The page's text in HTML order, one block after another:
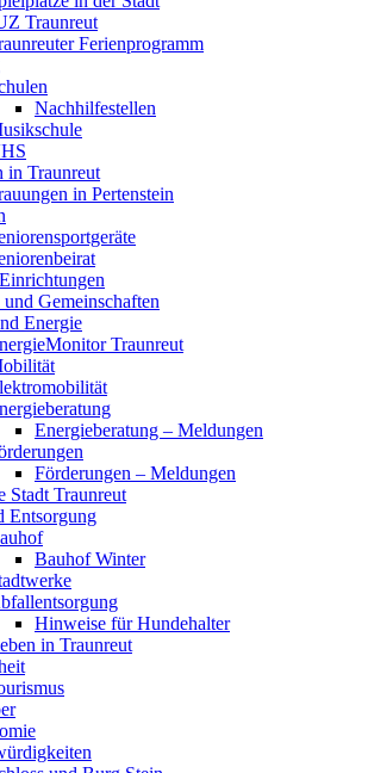
Traunreut
Ferienprogramm
Nachhilfestellen
in Traunreut
in Pertenstein
Gemeinschaften
Energie
Traunreut
Energieberatung – Meldungen
Förderungen – Meldungen
Stadt Traunreut
Entsorgung
Bauhof Winter
Hinweise für Hundehalter
in Traunreut